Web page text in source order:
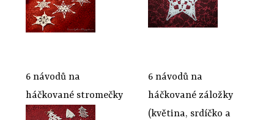
6 návodů na
háčkované stromečky
6 návodů na
háčkované záložky
(květina, srdíčko a